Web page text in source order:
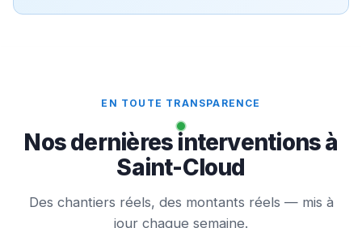
EN TOUTE TRANSPARENCE
Nos dernières interventions à
Saint-Cloud
Des chantiers réels, des montants réels — mis à
jour chaque semaine.